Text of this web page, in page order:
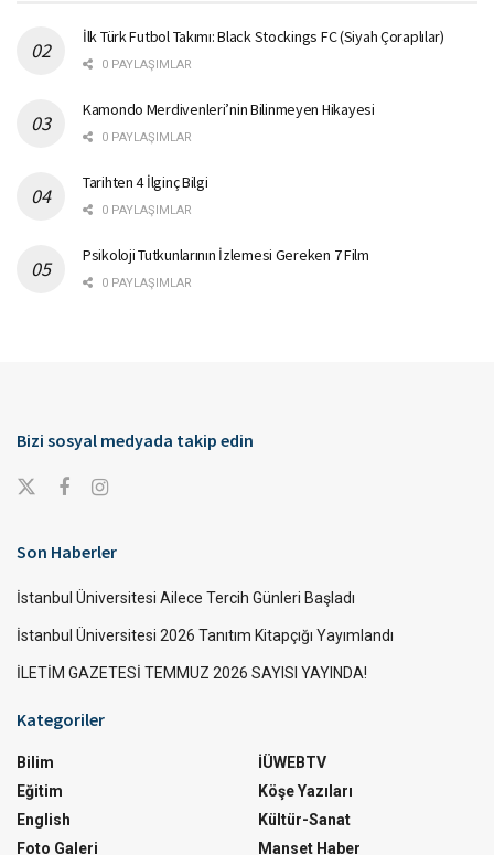
İlk Türk Futbol Takımı: Black Stockings FC (Siyah Çoraplılar)
0 PAYLAŞIMLAR
Kamondo Merdivenleri’nin Bilinmeyen Hikayesi
0 PAYLAŞIMLAR
Tarihten 4 İlginç Bilgi
0 PAYLAŞIMLAR
Psikoloji Tutkunlarının İzlemesi Gereken 7 Film
0 PAYLAŞIMLAR
Bizi sosyal medyada takip edin
Son Haberler
İstanbul Üniversitesi Ailece Tercih Günleri Başladı
İstanbul Üniversitesi 2026 Tanıtım Kitapçığı Yayımlandı
İLETİM GAZETESİ TEMMUZ 2026 SAYISI YAYINDA!
Kategoriler
Bilim
Eğitim
English
Foto Galeri
İÜWEBTV
Köşe Yazıları
Kültür-Sanat
Manset Haber